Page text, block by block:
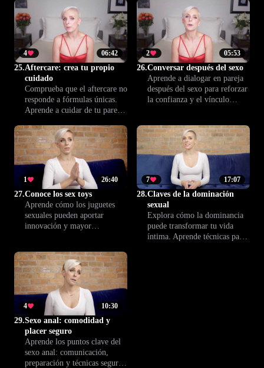
ofrece comprensión y
herramientas para experiencias
más placenteras y tranquilas.
escenarios de aftercare.
Descubre cómo cuidar y
contener a tu pareja con
empatía y seguridad.
06:42
4
25.Aftercare: crea tu propio
cuidado
Comprueba que el aftercare no
responde a fórmulas únicas.
Aprende a cuidar de tu pareja
necesidades tras la intimidad.
Vivan una experiencia
Climax™.
05:53
2
26.Conversar después del sexo
Aprende a dialogar en pareja
después del sexo para reforzar
la confianza y el vínculo
escuchar con empatía a tu
compañero o compañera.
26:40
1
27.Conoce los sex toys
Aprende cómo los juguetes
sexuales pueden aportar
innovación y mayor
y comunicar tus deseos para
vivir encuentros más
placenteros y seguros.
17:07
7
28.Claves de la dominación
sexual
Explora cómo la dominancia
puede transformar tu vida
íntima. Aprende técnicas para
10:30
4
29.Sexo anal: comodidad y
placer seguro
Aprende los puntos clave del
sexo anal: comunicación,
preparación y técnicas seguras